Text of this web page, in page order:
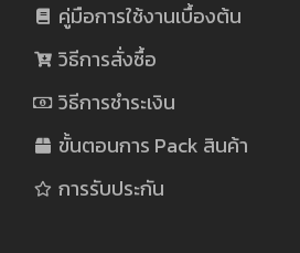
การ
อยู่
บ้าน
คู่มือการใช้งานเบื้องต้น
วิธีการสั่งซื้อ
วิธีการชำระเงิน
ขั้นตอนการ Pack สินค้า
การรับประกัน